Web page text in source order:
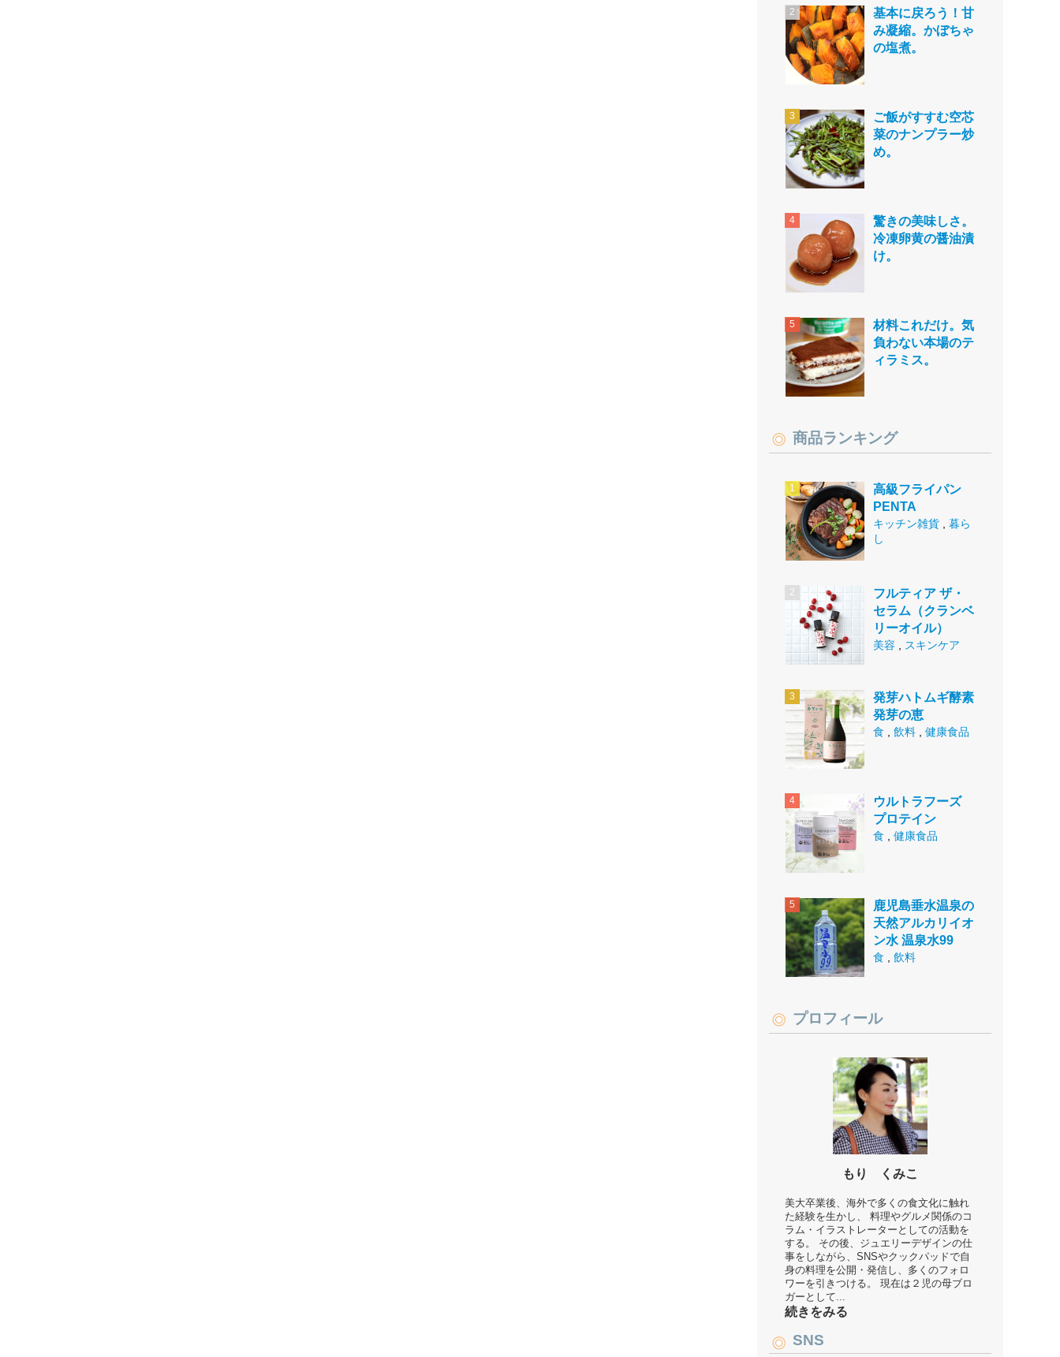
基本に戻ろう！甘
み凝縮。かぼちゃ
の塩煮。
ご飯がすすむ空芯
菜のナンプラー炒
め。
驚きの美味しさ。
冷凍卵黄の醤油漬
け。
材料これだけ。気
負わない本場のテ
ィラミス。
商品ランキング
高級フライパン
PENTA
キッチン雑貨
暮ら
し
フルティア ザ・
セラム（クランベ
リーオイル）
美容 スキンケア
発芽ハトムギ酵素
発芽の恵
食 飲料 健康食品
ウルトラフーズ
プロテイン
食 健康食品
鹿児島垂水温泉の
天然アルカリイオ
ン水 温泉水99
食 飲料
プロフィール
もり くみこ
美大卒業後、海外で多くの食文化に触れ
た経験を生かし、 料理やグルメ関係のコ
ラム・イラストレーターとしての活動を
する。 その後、ジュエリーデザインの仕
事をしながら、SNSやクックパッドで自
身の料理を公開・発信し、多くのフォロ
ワーを引きつける。 現在は２児の母ブロ
ガーとして...
続きをみる
SNS